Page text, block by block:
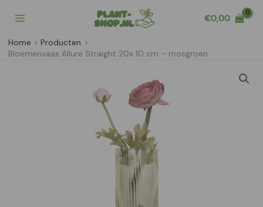
naar
inhoud
€0,00
Home
Producten
Bloemenvaas Allure Straight 20x 10 cm – mosgroen